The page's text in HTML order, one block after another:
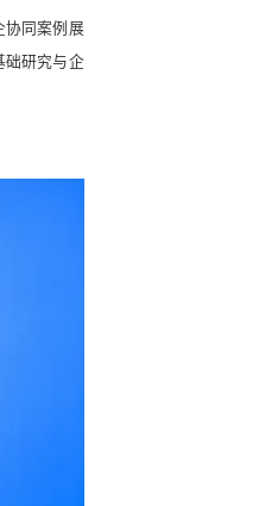
协同案例展
础研究与企